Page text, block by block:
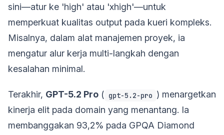
sini—atur ke 'high' atau 'xhigh'—untuk
memperkuat kualitas output pada kueri kompleks.
Misalnya, dalam alat manajemen proyek, ia
mengatur alur kerja multi-langkah dengan
kesalahan minimal.
Terakhir, GPT-5.2 Pro ( gpt-5.2-pro ) menargetkan
kinerja elit pada domain yang menantang. Ia
membanggakan 93,2% pada GPQA Diamond